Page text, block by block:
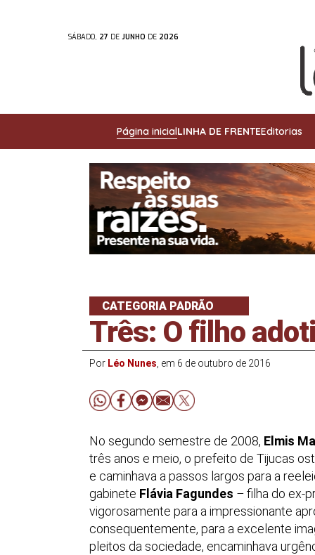
SÁBADO, 27 DE JUNHO DE 2026
Página inicialLINHA DE FRENTEEditorias
CATEGORIA PADRÃO
Três: O filho
Por Léo Nunes , em 6 de outubro de 2016
No segundo semestre de 2008, Elmis
três anos e meio, o prefeito de Tijucas
e caminhava a passos largos para a
gabinete Flávia Fagundes –filha do ex-
vigorosamente para a impressionante
consequentemente, para a excelente
pleitos da sociedade, encaminhava